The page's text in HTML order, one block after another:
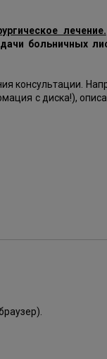
лечение.
больничных
консультации.
с диска!),